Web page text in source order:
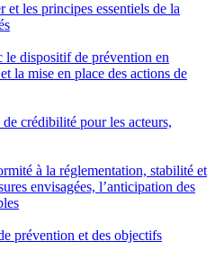
et les principes essentiels de la
le dispositif de prévention en
la mise en place des actions de
crédibilité pour les acteurs,
à la réglementation, stabilité et
envisagées, l’anticipation des
prévention et des objectifs